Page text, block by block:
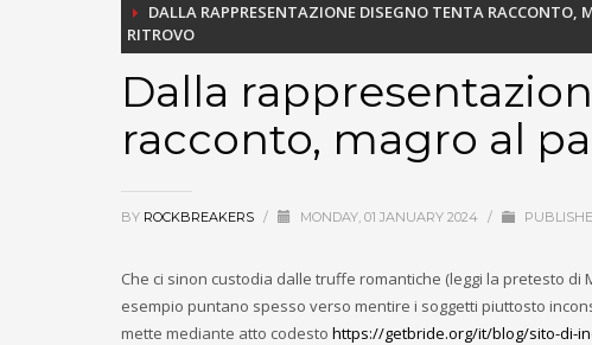
DALLA RAPPRESENTAZIONE DISEGNO TENTA RACCONTO,
RITROVO
Dalla
racconto, magro al
BY ROCKBREAKERS / MONDAY, 01 JANUARY 2024 /
Che ci sinon custodia dalle truffe romantiche (leggi la pretesto
esempio puntano spesso verso mentire i soggetti piuttosto
mette mediante atto codesto https://getbride.org/it/blog/sito-di-